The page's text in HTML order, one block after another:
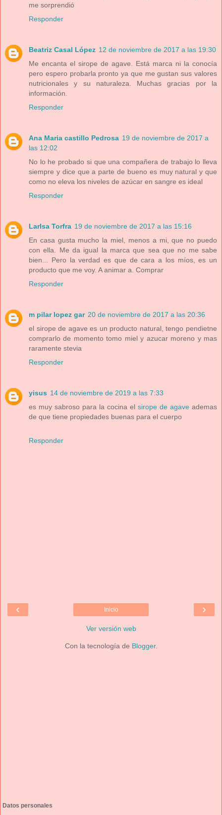
me sorprendió
Responder
Beatriz Casal López 12 de noviembre de 2017 a las 19:30
Me encanta el sirope de agave. Está marca ni la conocía
pero espero probarla pronto ya que me gustan sus valores
nutricionales y su naturaleza. Muchas gracias por la
información.
Responder
Ana Maria castillo Pedrosa 19 de noviembre de 2017 a
las 12:02
No lo he probado si que una compañera de trabajo lo lleva
siempre y dice que a parte de bueno es muy natural y que
como no eleva los niveles de azúcar en sangre es ideal
Responder
LarIsa Torfra 19 de noviembre de 2017 a las 15:16
En casa gusta mucho la miel, menos a mi, que no puedo
con ella. Me da igual la marca que sea que no me sabe
bien... Pero la verdad es que de cara a los míos, es un
producto que me voy. A animar a. Comprar
Responder
m pilar lopez gar 20 de noviembre de 2017 a las 20:36
el sirope de agave es un producto natural, tengo pendietne
comprarlo de momento tomo miel y azucar moreno y mas
raramente stevia
Responder
yisus 14 de noviembre de 2019 a las 7:33
es muy sabroso para la cocina el sirope de agave ademas
de que tiene propiedades buenas para el cuerpo
Responder
‹ ›
Inicio
Ver versión web
Con la tecnología de Blogger.
Datos personales